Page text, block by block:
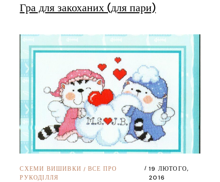
Гра для закоханих (для пари)
СХЕМИ ВИШИВКИ / ВСЕ ПРО
РУКОДІЛЛЯ
19 ЛЮТОГО,
2016